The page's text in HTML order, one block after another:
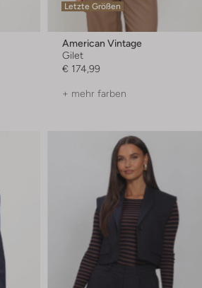
Letzte Größen
American Vintage
Gilet
€ 174,99
+ mehr farben